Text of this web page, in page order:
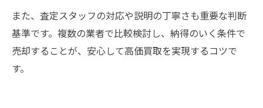
また、査定スタッフの対応や説明の丁寧さも重要な判断
基準です。複数の業者で比較検討し、納得のいく条件で
売却することが、安心して高価買取を実現するコツで
す。